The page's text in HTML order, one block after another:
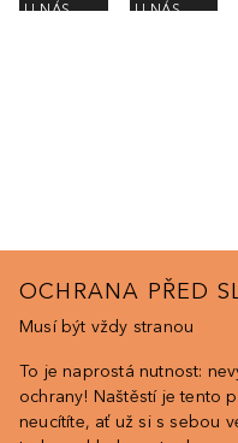
U NÁS
U NÁS
OCHRANA PŘED
Musí být vždy stranou
To je naprostá nutnost:
ochrany! Naštěstí je tento
neucítíte, ať už si s sebou